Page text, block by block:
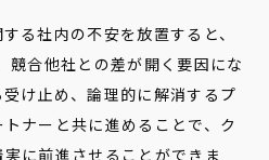
る社内の不安を放置すると、
競合他社との差が開く要因にな
け止め、論理的に解消するプ
ナーと共に進めることで、ク
に前進させることができま